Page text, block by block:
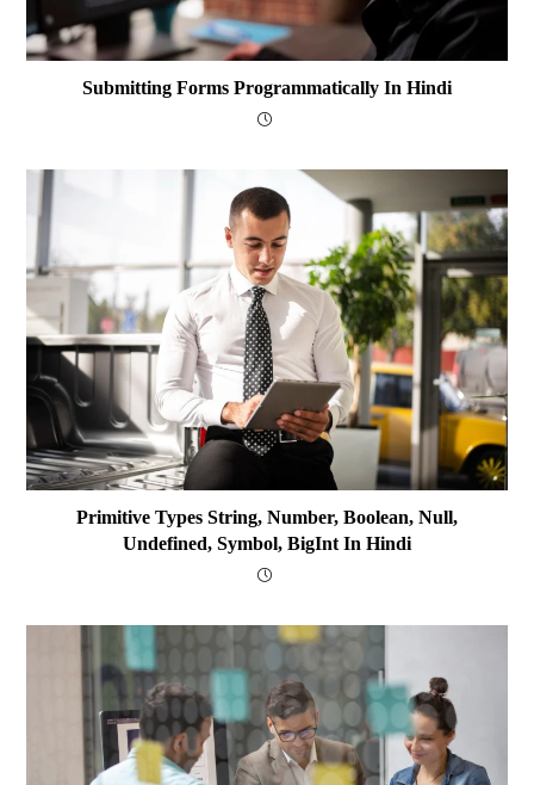
Submitting Forms Programmatically In Hindi
Primitive Types String, Number, Boolean, Null,
Undefined, Symbol, BigInt In Hindi